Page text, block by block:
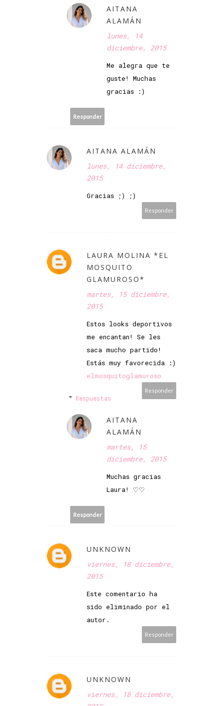
AITANA
ALAMÁN
lunes, 14
diciembre, 2015
Me alegra que te
guste! Muchas
gracias :)
Responder
AITANA ALAMÁN
lunes, 14 diciembre,
2015
Gracias ;) ;)
Responder
LAURA MOLINA *EL
MOSQUITO
GLAMUROSO*
martes, 15 diciembre,
2015
Estos looks deportivos
me encantan! Se les
saca mucho partido!
Estás muy favorecida :)
elmosquitoglamuroso
Responder
Respuestas
AITANA
ALAMÁN
martes, 15
diciembre, 2015
Muchas gracias
Laura! ♡♡
Responder
UNKNOWN
viernes, 18 diciembre,
2015
Este comentario ha
sido eliminado por el
autor.
Responder
UNKNOWN
viernes, 18 diciembre,